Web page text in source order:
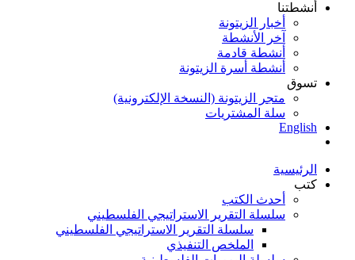
أنشطتنا
أخبار الزيتونة
آخر الأنشطة
أنشطة قادمة
أنشطة أسرة الزيتونة
تسوق
متجر الزيتونة (النسخة الإلكترونية)
سلة المشتريات
English
الرئيسية
كتب
أحدث الكتب
سلسلة التقرير الاستراتيجي الفلسطيني
سلسلة التقرير الاستراتيجي الفلسطيني
الملخص التنفيذي